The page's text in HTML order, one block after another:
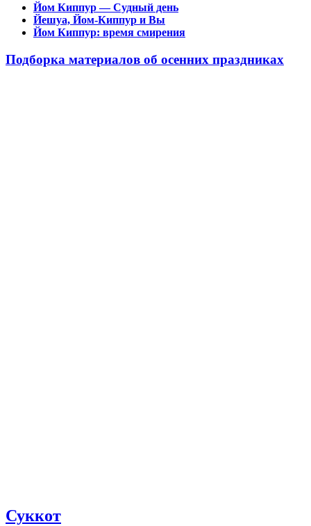
Йом Киппур — Судный день
Йешуа, Йом-Киппур и Вы
Йом Киппур: время смирения
Подборка материалов об осенних праздниках
Суккот